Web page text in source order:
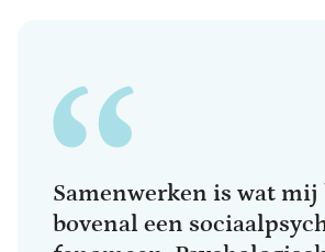
Samenwerken is wat
bovenal een